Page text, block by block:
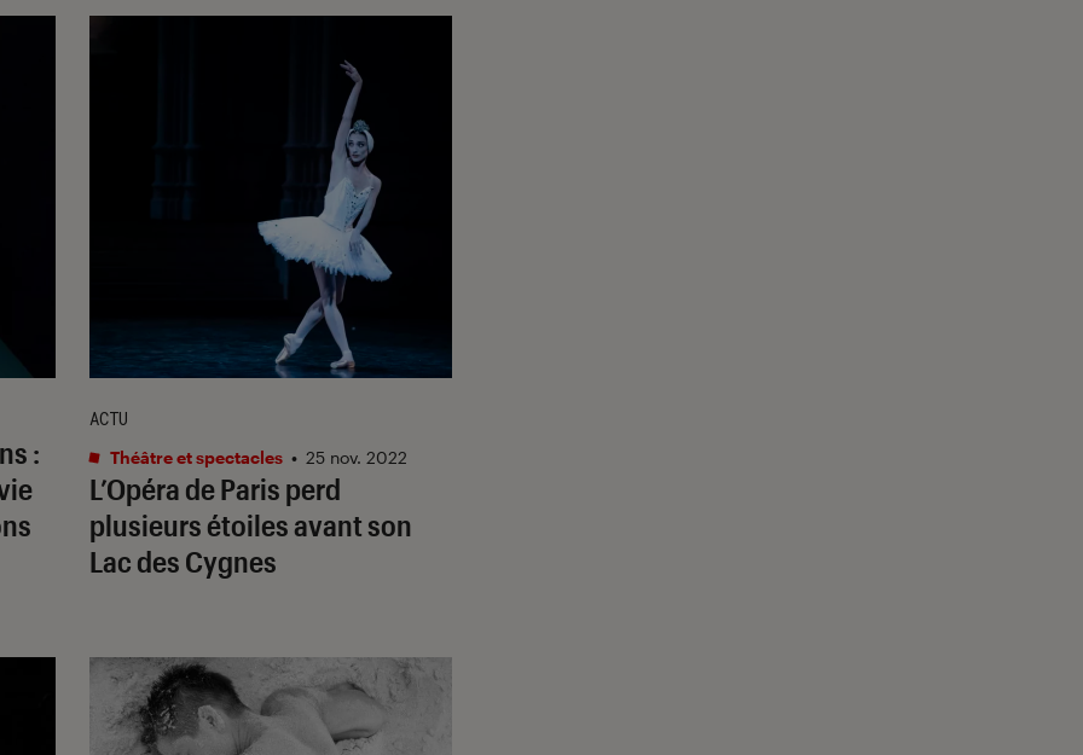
:
L’Opéra de Paris perd
plusieurs étoiles avant son
Lac des Cygnes
ACTU
Théâtre et spectacles • 25 nov. 2022